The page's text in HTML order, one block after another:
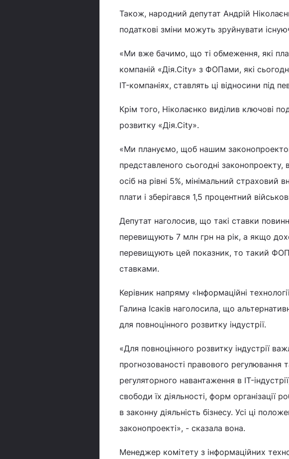
Також, народний депутат Андрій
податкові зміни можуть зруйнувати
«Ми вже бачимо, що ті обмеження, які
компаній «Дія.City» з ФОПами, які
IT-компаніях, ставлять ці відносини під
Крім того, Ніколаєнко виділив ключові
розвитку «Дія.City».
«Ми плануємо, щоб нашим
представленого сьогодні
осіб на рівні 5%, мінімальний страховий
плати і зберігався 1,5 процентний
Депутат наголосив, що такі ставки
перевищують 7 млн грн на рік, а якщо
перевищують цей показник, то такий
ставками.
Керівник напряму «Інформаційні
Галина Ісаків наголосила, що
для повноцінного розвитку індустрії.
«Для повноцінного розвитку індустрії
прогнозованості правового регулювання
регуляторного навантаження в IT-
свободи їх діяльності, форм організації
в законну діяльність бізнесу. Усі ці
законопроекті», - сказала вона.
Менеджер комітету з інформаційних